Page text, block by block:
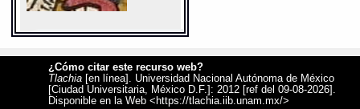
Sentido: nariguera
Valor fonético: yacami
¿Cómo citar este recurso web?
Tlachia [en línea]. Universidad Nacional Autónoma de México
[Ciudad Universitaria, México D.F.]: 2012 [ref del 09-08-2026].
Disponible en la Web <https://tlachia.iib.unam.mx/>